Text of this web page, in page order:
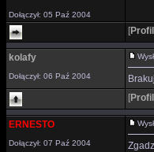
Dołączył: 05 Paź 2004
[Profil
kolafy
Dołączył: 06 Paź 2004
[Profil
ERNESTO
Dołączył: 07 Paź 2004